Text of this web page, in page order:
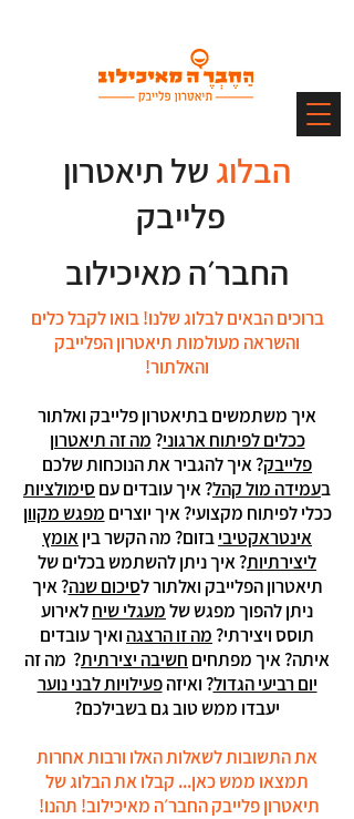
הבלוגשל תיאטרון
פלייבק
החבר׳ה מאיכילוב
ברוכים הבאים לבלוג שלנו! בואו לקבל כלים
והשראה מעולמות תיאטרון הפלייבק
והאלתור!
איך משתמשים בתיאטרון פלייבק ואלתור
ככלים לפיתוח ארגוני?מה זה תיאטרון
פלייבק? איך להגביר את הנוכחות שלכם
בעמידה מול קהל? איך עובדים עם סימולציות
ככלי לפיתוח מקצועי? איך יוצרים מפגש מקוון
אינטראקטיביבזום? מה הקשר ביןאומץ
ליצירתיות? איך ניתן להשתמש בכלים של
תיאטרון הפלייבק ואלתור לסיכום שנה? איך
ניתן להפוך מפגש שלמעגלי שיחלאירוע
תוסס ויצירתי?מה זו הרצגה ואיך עובדים
איתה? איך מפתחים חשיבה יצירתית? ​מה זה
יום רביעי הגדול? ואיזהפעילויות לבני נוער
יעבדו ממש טוב גם בשבילכם?
את התשובות לשאלות האלו ורבות אחרות
תמצאו ממש כאן... קבלו את הבלוג של
תיאטרון פלייבק החבר׳ה מאיכילוב! תהנו!